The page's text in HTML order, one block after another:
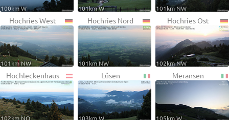
100km W 101km W 101km NW
Hochries West
101km NW
Hochries Nord
101km NW
Hochries Ost
102km NW
Hochleckenhaus
102km NO
Lüsen
103km W
Meransen
105km W